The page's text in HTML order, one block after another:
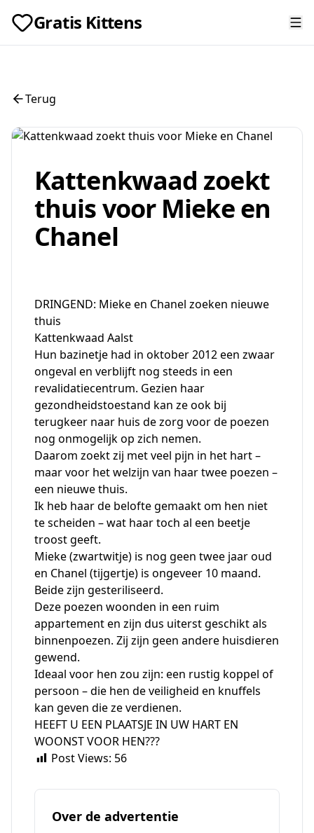
Gratis Kittens
Terug
Kattenkwaad zoekt
thuis voor Mieke en
Chanel
DRINGEND: Mieke en Chanel zoeken nieuwe
thuis
Kattenkwaad Aalst
Hun bazinetje had in oktober 2012 een zwaar
ongeval en verblijft nog steeds in een
revalidatiecentrum. Gezien haar
gezondheidstoestand kan ze ook bij
terugkeer naar huis de zorg voor de poezen
nog onmogelijk op zich nemen.
Daarom zoekt zij met veel pijn in het hart –
maar voor het welzijn van haar twee poezen –
een nieuwe thuis.
Ik heb haar de belofte gemaakt om hen niet
te scheiden – wat haar toch al een beetje
troost geeft.
Mieke (zwartwitje) is nog geen twee jaar oud
en Chanel (tijgertje) is ongeveer 10 maand.
Beide zijn gesteriliseerd.
Deze poezen woonden in een ruim
appartement en zijn dus uiterst geschikt als
binnenpoezen. Zij zijn geen andere huisdieren
gewend.
Ideaal voor hen zou zijn: een rustig koppel of
persoon – die hen de veiligheid en knuffels
kan geven die ze verdienen.
HEEFT U EEN PLAATSJE IN UW HART EN
WOONST VOOR HEN???
Post Views: 56
Over de advertentie